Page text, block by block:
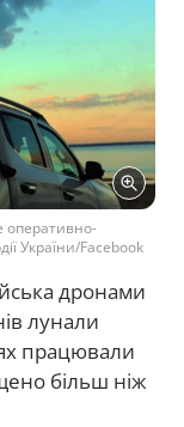
оперативно-
України/Facebook
дронами
лунали
працювали
більш ніж